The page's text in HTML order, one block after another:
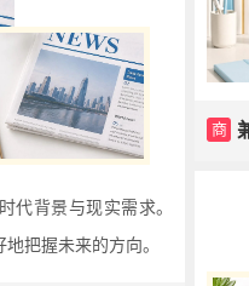
商
代背景与现实需求。
把握未来的方向。